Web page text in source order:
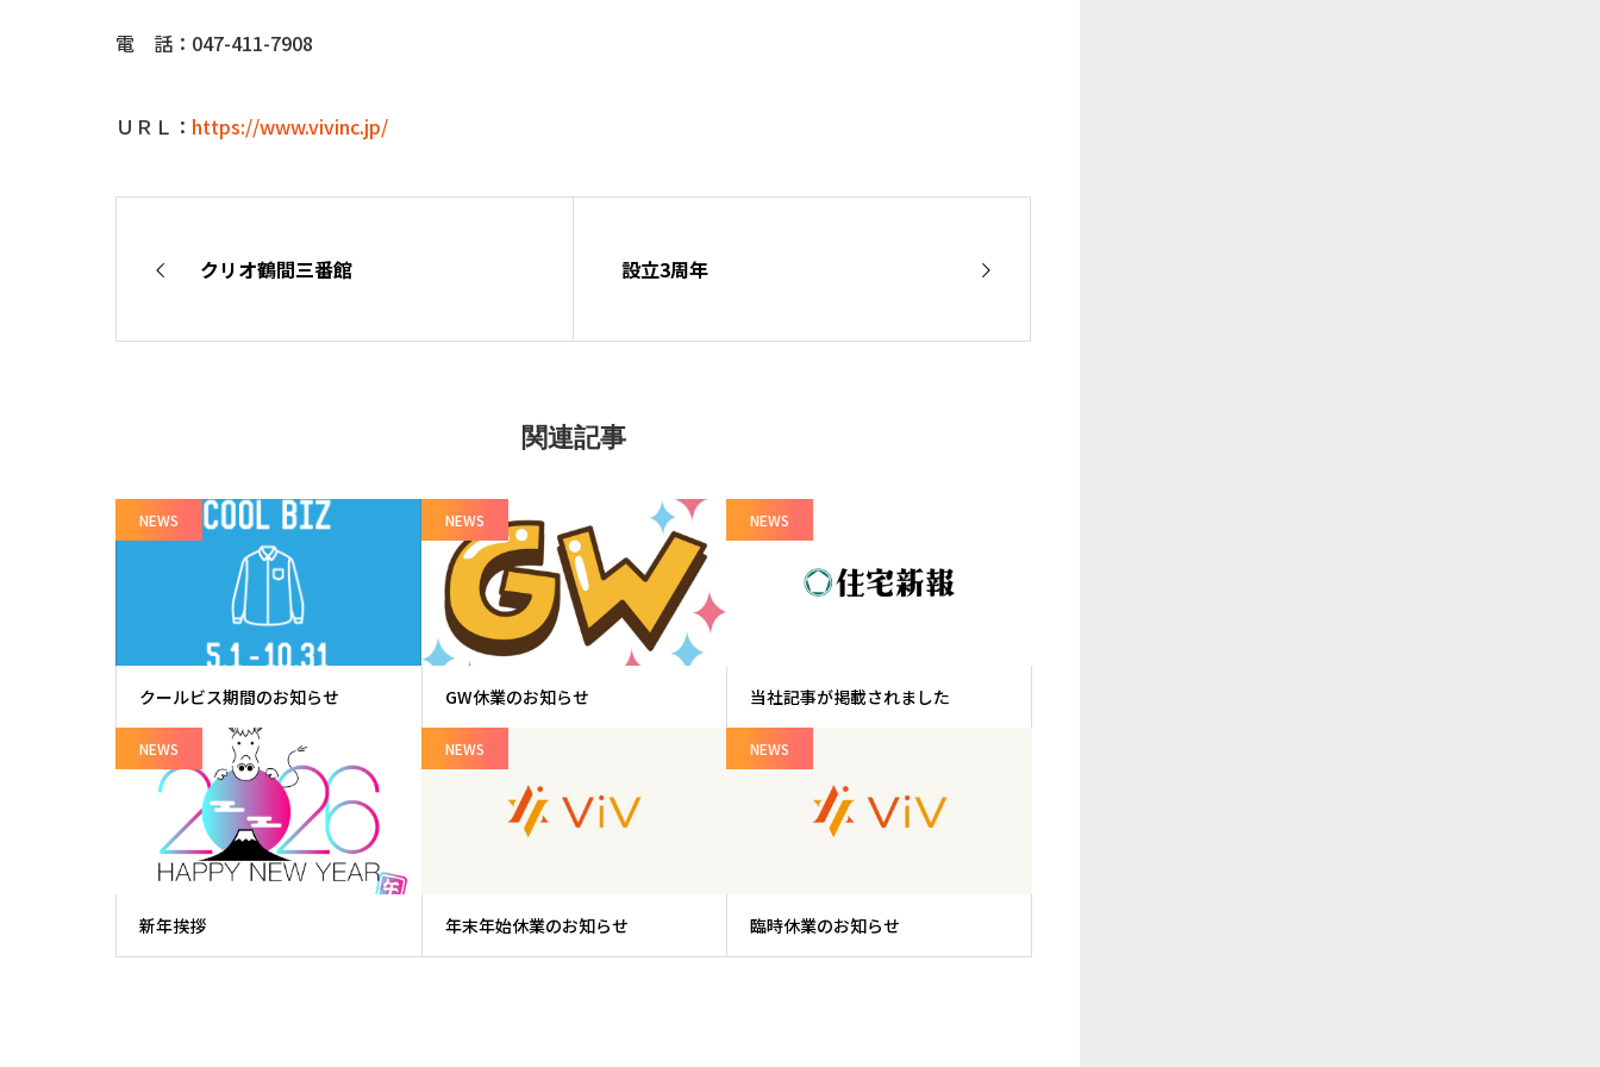
電 話：047-411-7908
ＵＲＬ： https://www.vivinc.jp/
クリオ鶴間三番館 設立3周年
関連記事
NEWS
クールビス期間のお知らせ
NEWS
GW休業のお知らせ
NEWS
当社記事が掲載されました
NEWS
新年挨拶
NEWS
年末年始休業のお知らせ
NEWS
臨時休業のお知らせ